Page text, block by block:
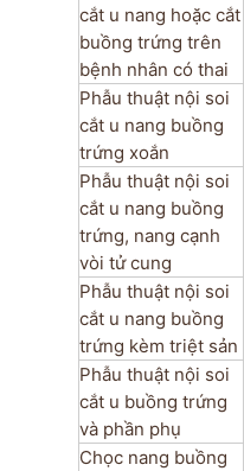
cắt u nang hoặc cắt
buồng trứng trên
bệnh nhân có thai
Phẫu thuật nội soi
cắt u nang buồng
trứng xoắn
Phẫu thuật nội soi
cắt u nang buồng
trứng, nang cạnh
vòi tử cung
Phẫu thuật nội soi
cắt u nang buồng
trứng kèm triệt sản
Phẫu thuật nội soi
cắt u buồng trứng
và phần phụ
Chọc nang buồng